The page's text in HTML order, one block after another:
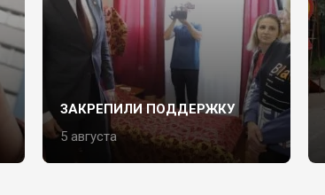
ЗАКРЕПИЛИ ПОДДЕРЖКУ
5 августа